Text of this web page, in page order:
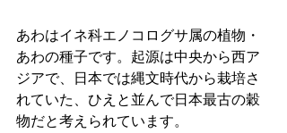
あわはイネ科エノコログサ属の植物・
あわの種子です。起源は中央から西ア
ジアで、日本では縄文時代から栽培さ
れていた、ひえと並んで日本最古の穀
物だと考えられています。